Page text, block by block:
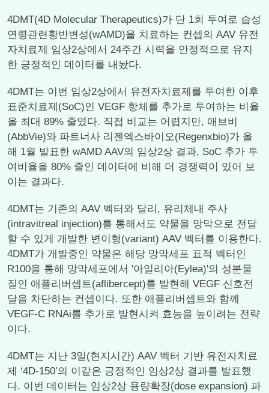
4DMT(4D Molecular Therapeutics)가 단 1회 투여로 습성
연령관련황반변성(wAMD)을 치료하는 컨셉의 AAV 유전
자치료제 임상2상에서 24주간 시력을 안정적으로 유지
한 긍정적인 데이터를 내놨다.
4DMT는 이번 임상2상에서 유전자치료제를 투여한 이후
표준치료제(SoC)인 VEGF 항체를 추가로 투여하는 비율
을 최대 89% 줄였다. 직접 비교는 어렵지만, 애브비
(AbbVie)와 파트너사 리젠엑스바이오(Regenxbio)가 올
해 1월 발표한 wAMD AAV의 임상2상 결과, SoC 추가 투
여비율을 80% 줄인 데이터에 비해 더 경쟁력이 있어 보
이는 결과다.
4DMT는 기존의 AAV 벡터와 달리, 유리체내 주사
(intravitreal injection)를 통해서도 약물을 망막으로 전달
할 수 있게 개발한 변이형(variant) AAV 벡터를 이용한다.
4DMT가 개발중인 약물은 해당 망막세포 표적 벡터인
R100을 통해 망막세포에서 '아일리아(Eylea)'의 성분물
질인 애플리버셉트(aflibercept)를 발현해 VEGF 신호전
달을 차단하는 컨셉이다. 또한 애플리버셉트와 함께
VEGF-C RNAi를 추가로 발현시켜 효능을 높이려는 전략
이다.
4DMT는 지난 3일(현지시간) AAV 벡터 기반 유전자치료
제 ‘4D-150’의 이같은 긍정적인 임상2상 결과를 발표했
다. 이번 데이터는 임상2상 용량확장(dose expansion) 파